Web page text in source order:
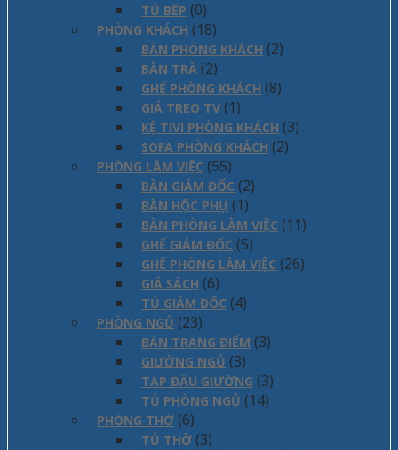
TỦ BẾP (0)
PHÒNG KHÁCH (18)
BÀN PHÒNG KHÁCH (2)
BÀN TRÀ (2)
GHẾ PHÒNG KHÁCH (8)
GIÁ TREO TV (1)
KỆ TIVI PHÒNG KHÁCH (3)
SOFA PHÒNG KHÁCH (2)
PHÒNG LÀM VIỆC (55)
BÀN GIÁM ĐỐC (2)
BÀN HỘC PHỤ (1)
BÀN PHÒNG LÀM VIỆC (11)
GHẾ GIÁM ĐỐC (5)
GHẾ PHÒNG LÀM VIỆC (26)
GIÁ SÁCH (6)
TỦ GIÁM ĐỐC (4)
PHÒNG NGỦ (23)
BÀN TRANG ĐIỂM (3)
GIƯỜNG NGỦ (3)
TAP ĐẦU GIƯỜNG (3)
TỦ PHÒNG NGỦ (14)
PHÒNG THỜ (6)
TỦ THỜ (3)